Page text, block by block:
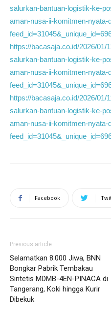
salurkan-bantuan-logistik-ke-
aman-nusa-ii-komitmen-
https://bacasaja.co.id/2026/01/
salurkan-bantuan-logistik-ke-
aman-nusa-ii-komitmen-
https://bacasaja.co.id/2026/01/
salurkan-bantuan-logistik-ke-
aman-nusa-ii-komitmen-
Facebook
Previous article
Selamatkan 8.000 Jiwa, BNN
Bongkar Pabrik Tembakau
Sintetis MDMB-4EN-PINACA di
Tangerang, Koki hingga Kurir
Dibekuk